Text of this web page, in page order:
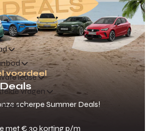
lease
vragen
lease
voordeel
scherpe Summer Deals!
met € 30 korting p/m